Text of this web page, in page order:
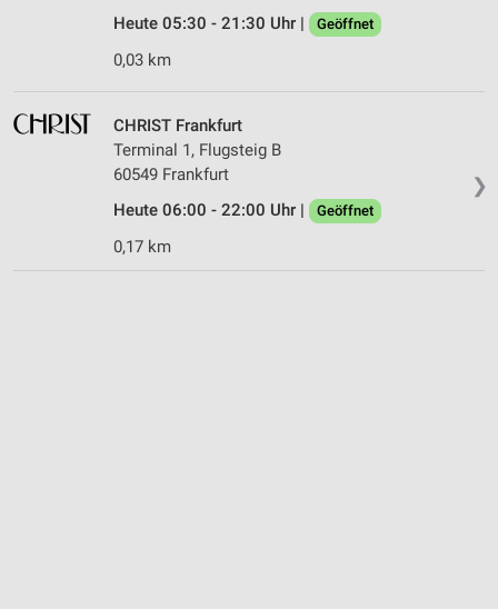
Heute 05:30 - 21:30 Uhr |
Geöffnet
0,03 km
❯
CHRIST Frankfurt
Terminal 1, Flugsteig B
60549 Frankfurt
Heute 06:00 - 22:00 Uhr |
Geöffnet
0,17 km